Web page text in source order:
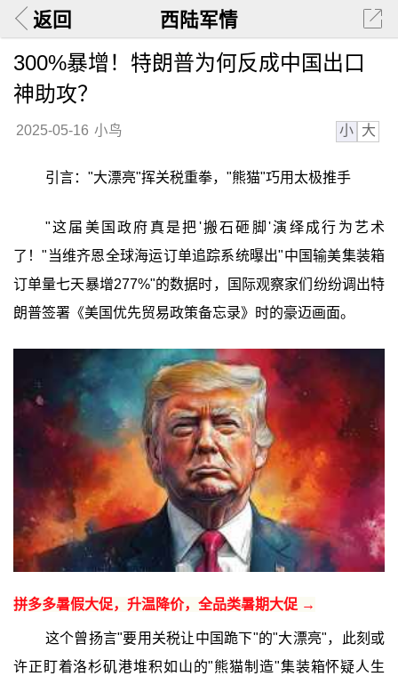
返回 西陆军情
300%暴增！特朗普为何反成中国出口
神助攻？
2025-05-16 小鸟 小 大
引言："大漂亮"挥关税重拳，"熊猫"巧用太极推手
"这届美国政府真是把'搬石砸脚'演绎成行为艺术
了！"当维齐恩全球海运订单追踪系统曝出"中国输美集装箱
订单量七天暴增277%"的数据时，国际观察家们纷纷调出特
朗普签署《美国优先贸易政策备忘录》时的豪迈画面。
拼多多暑假大促，升温降价，全品类暑期大促 →
这个曾扬言"要用关税让中国跪下"的"大漂亮"，此刻或
许正盯着洛杉矶港堆积如山的"熊猫制造"集装箱怀疑人生